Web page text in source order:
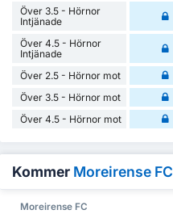
Över 3.5 - Hörnor
Intjänade
Över 4.5 - Hörnor
Intjänade
Över 2.5 - Hörnor mot
Över 3.5 - Hörnor mot
Över 4.5 - Hörnor mot
Kommer Moreirense FC
Moreirense FC